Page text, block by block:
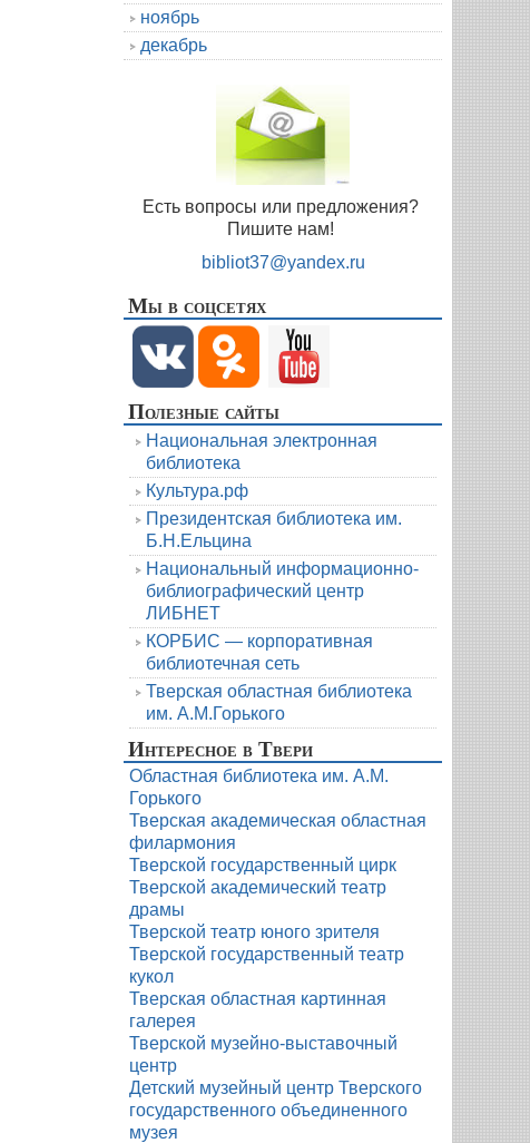
ноябрь
декабрь
Есть вопросы или предложения?
Пишите нам!
bibliot37@yandex.ru
Мы в соцсетях
Полезные сайты
Национальная электронная
библиотека
Культура.рф
Президентская библиотека им.
Б.Н.Ельцина
Национальный информационно-
библиографический центр
ЛИБНЕТ
КОРБИС — корпоративная
библиотечная сеть
Тверская областная библиотека
им. А.М.Горького
Интересное в Твери
Областная библиотека им. А.М.
Горького
Тверская академическая областная
филармония
Тверской государственный цирк
Тверской академический театр
драмы
Тверской театр юного зрителя
Тверской государственный театр
кукол
Тверская областная картинная
галерея
Тверской музейно-выставочный
центр
Детский музейный центр Тверского
государственного объединенного
музея